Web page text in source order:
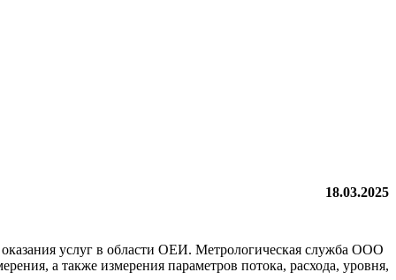
18.03.2025
услуг в области ОЕИ. Метрологическая служба ООО
а также измерения параметров потока, расхода, уровня,